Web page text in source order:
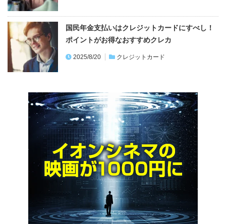
国民年金支払いはクレジットカードにすべし！
ポイントがお得なおすすめクレカ
2025/8/20 クレジットカード